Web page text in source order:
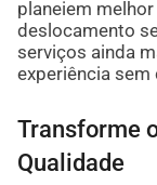
planeiem
deslocamento
serviços ainda
experiência
Transforme
Qualidade